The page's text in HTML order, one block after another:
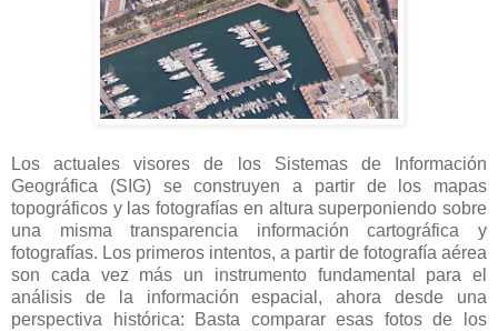
Los actuales visores de los Sistemas de Información
Geográfica (SIG) se construyen a partir de los mapas
topográficos y las fotografías en altura superponiendo sobre
una misma transparencia información cartográfica y
fotografías. Los primeros intentos, a partir de fotografía aérea
son cada vez más un instrumento fundamental para el
análisis de la información espacial, ahora desde una
perspectiva histórica: Basta comparar esas fotos de los